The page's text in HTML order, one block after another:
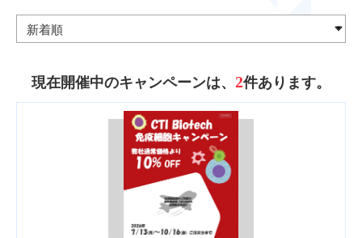
現在開催中のキャンペーンは、 2件あります。